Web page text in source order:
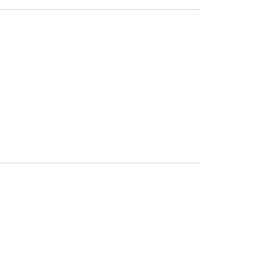
Ceramic falfestéket, ha a fertőzött
felhordására is szükség lehet.
festés közben is. Héra Ceramic
az adott géptípushoz kell beállítani.